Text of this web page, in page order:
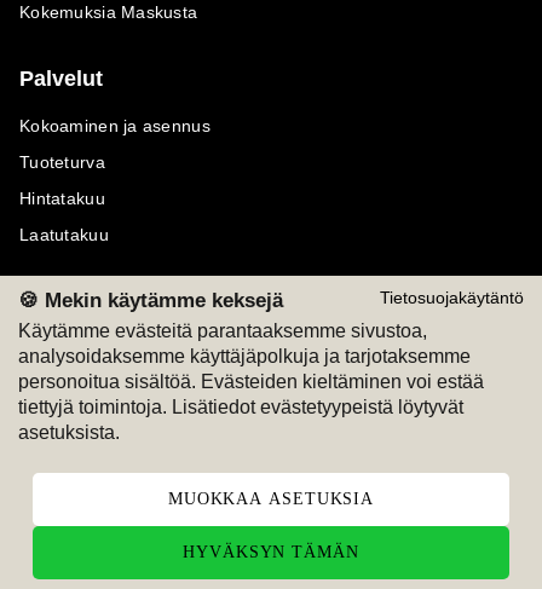
Tietosuojakäytäntö
🍪 Mekin käytämme keksejä
Käytämme evästeitä parantaaksemme sivustoa,
analysoidaksemme käyttäjäpolkuja ja tarjotaksemme
personoitua sisältöä. Evästeiden kieltäminen voi estää
tiettyjä toimintoja. Lisätiedot evästetyypeistä löytyvät
asetuksista.
MUOKKAA ASETUKSIA
HYVÄKSYN TÄMÄN
Kokemuksia Maskusta
Palvelut
Kokoaminen ja asennus
Tuoteturva
Hintatakuu
Laatutakuu
Maksutavat
M
Seuraa meitä